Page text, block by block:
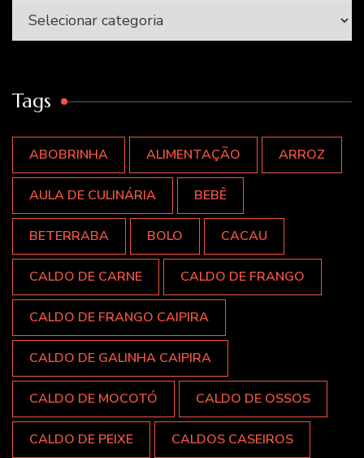
Categorias
Tags
ABOBRINHA ALIMENTAÇÃO ARROZ
AULA DE CULINÁRIA BEBÊ
BETERRABA BOLO CACAU
CALDO DE CARNE CALDO DE FRANGO
CALDO DE FRANGO CAIPIRA
CALDO DE GALINHA CAIPIRA
CALDO DE MOCOTÓ CALDO DE OSSOS
CALDO DE PEIXE CALDOS CASEIROS